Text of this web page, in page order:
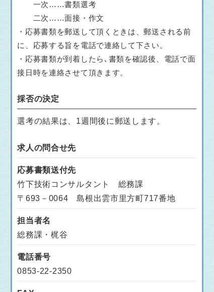
一次……書類選考
二次……面接・作文
・応募書類を郵送して頂くときは、郵送される前
に、応募する旨を電話で連絡して下さい。
・応募書類が到着したら､書類を確認後、電話で面
接日時を連絡させて頂きます。
採否の決定
選考の結果は、1週間後に郵送します。
求人の問合せ先
応募書類送付先
竹下技術コンサルタント 総務課
〒693－0064 島根出雲市里方町717番地
担当者名
総務課・梶谷
電話番号
0853-22-2350